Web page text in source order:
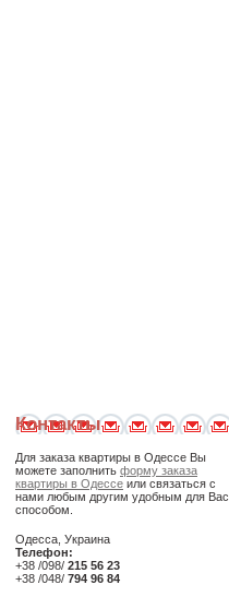
Контакты
Для заказа квартиры в Одессе Вы
можете заполнить форму заказа
квартиры в Одессе или связаться с
нами любым другим удобным для Вас
способом.
Одесса, Украина
Телефон:
+38 /098/ 215 56 23
+38 /048/ 794 96 84